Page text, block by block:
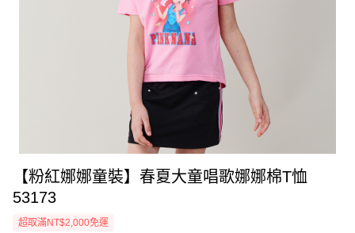
【粉紅娜娜童裝】春夏大童唱歌娜娜棉T恤
53173
超取滿NT$2,000免運